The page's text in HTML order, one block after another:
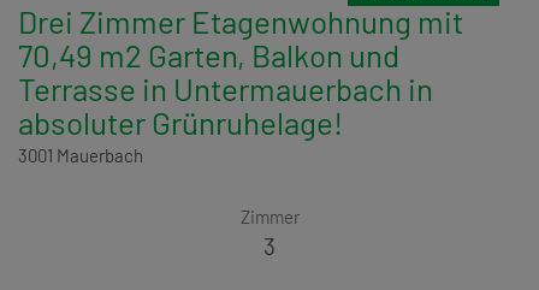
Drei Zimmer Etagenwohnung mit
70,49 m2 Garten, Balkon und
Terrasse in Untermauerbach in
absoluter Grünruhelage!
3001 Mauerbach
Zimmer
3